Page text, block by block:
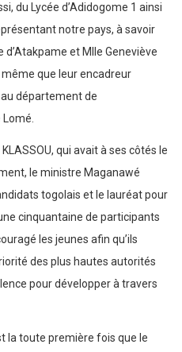
du Lycée d’Adidogome 1 ainsi
notre pays, à savoir
d’Atakpame et Mlle Geneviève
que leur encadreur
département de
Lomé.
qui avait à ses côtés le
le ministre Maganawé
togolais et le lauréat pour
cinquantaine de participants
les jeunes afin qu’ils
des plus hautes autorités
pour développer à travers
la toute première fois que le